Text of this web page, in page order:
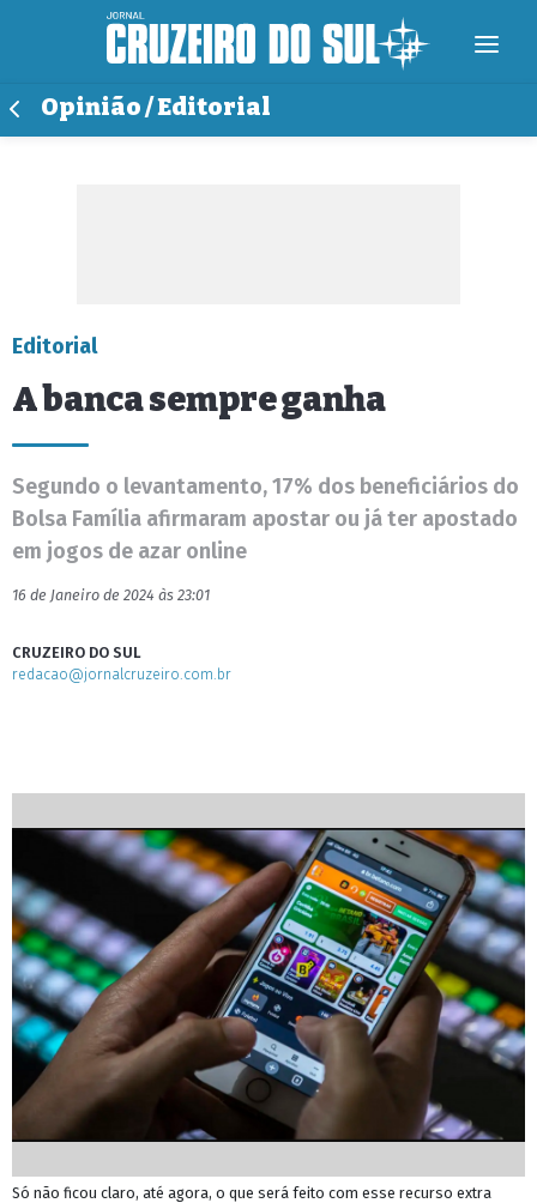
Opinião / Editorial
Editorial
A banca sempre ganha
Segundo o levantamento, 17% dos beneficiários do
Bolsa Família afirmaram apostar ou já ter apostado
em jogos de azar online
16 de Janeiro de 2024 às 23:01
CRUZEIRO DO SUL
redacao@jornalcruzeiro.com.br
Só não ficou claro, até agora, o que será feito com esse recurso extra